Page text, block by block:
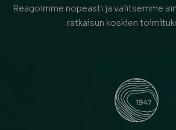
Reagoimme nopeasti ja valitsemme
ratkaisun koskien